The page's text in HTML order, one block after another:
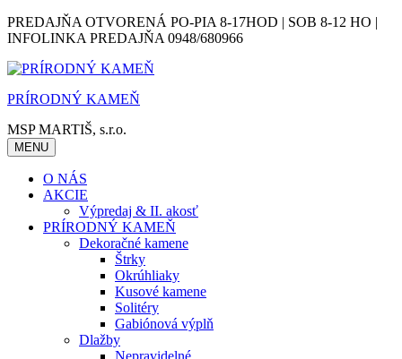
Skip
to
PREDAJŇA OTVORENÁ PO-PIA 8-17HOD | SOB 8-12 HO |
INFOLINKA PREDAJŇA 0948/680966
PRÍRODNÝ KAMEŇ
MSP MARTIŠ, s.r.o.
MENU
O NÁS
AKCIE
Výpredaj & II. akosť
PRÍRODNÝ KAMEŇ
Dekoračné kamene
Štrky
Okrúhliaky
Kusové kamene
Solitéry
Gabiónová výplň
Dlažby
Nepravidelné